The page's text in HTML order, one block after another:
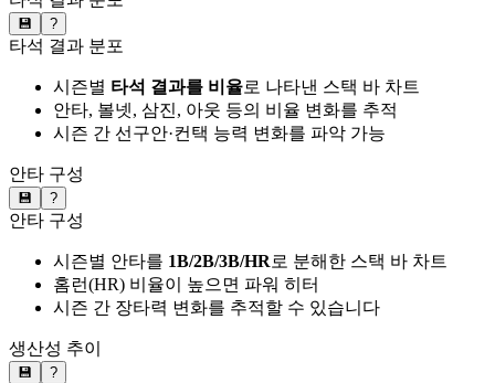
💾 ?
타석 결과 분포
시즌별 타석 결과를 비율로 나타낸 스택 바 차트
안타, 볼넷, 삼진, 아웃 등의 비율 변화를 추적
시즌 간 선구안·컨택 능력 변화를 파악 가능
안타 구성
💾 ?
안타 구성
시즌별 안타를 1B/2B/3B/HR로 분해한 스택 바 차트
홈런(HR) 비율이 높으면 파워 히터
시즌 간 장타력 변화를 추적할 수 있습니다
생산성 추이
💾 ?